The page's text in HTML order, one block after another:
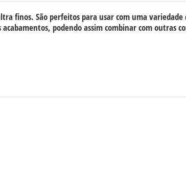
finos. São perfeitos para usar com uma
podendo assim combinar com outras